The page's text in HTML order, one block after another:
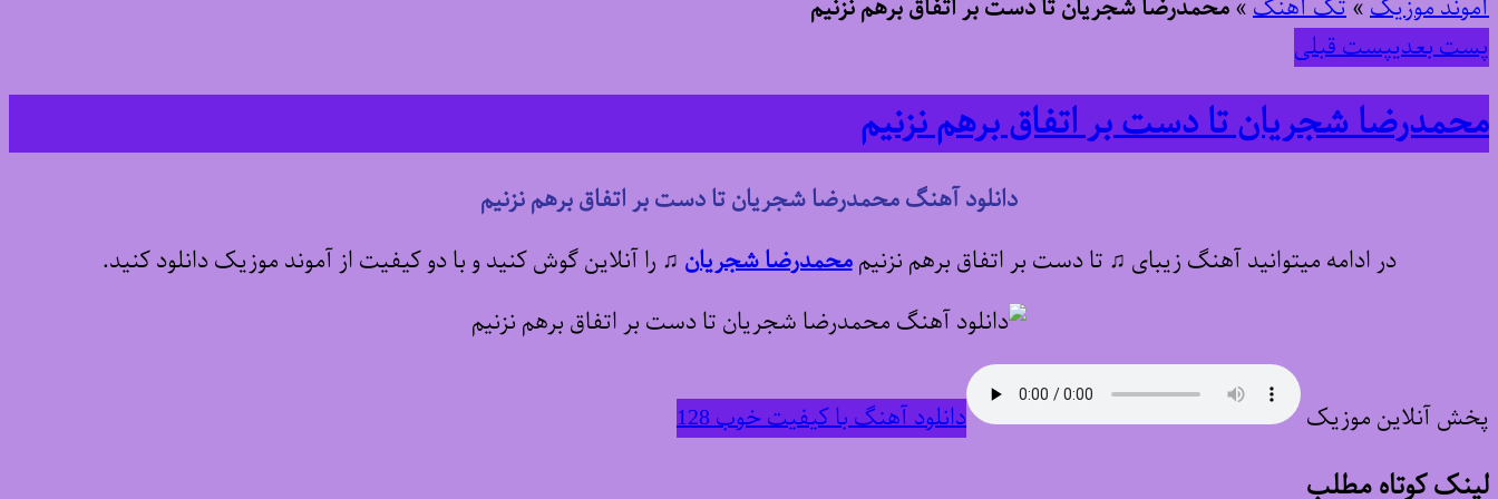
آموند موزیک»تک آهنگ»محمدرضا شجریان تا دست بر اتفاق برهم نزنیم
پست بعدیپست قبلی
محمدرضا شجریان تا دست بر اتفاق برهم نزنیم
دانلود آهنگ محمدرضا شجریان تا دست بر اتفاق برهم نزنیم
در ادامه میتوانید آهنگ زیبای ♫ تا دست بر اتفاق برهم نزنیممحمدرضا شجریان ♫ را آنلاین گوش کنید و با دو کیفیت از آموند موزیک دانلود کنید.
پخش آنلاین موزیک دانلود آهنگ با کیفیت خوب 128
لینک کوتاه مطلب